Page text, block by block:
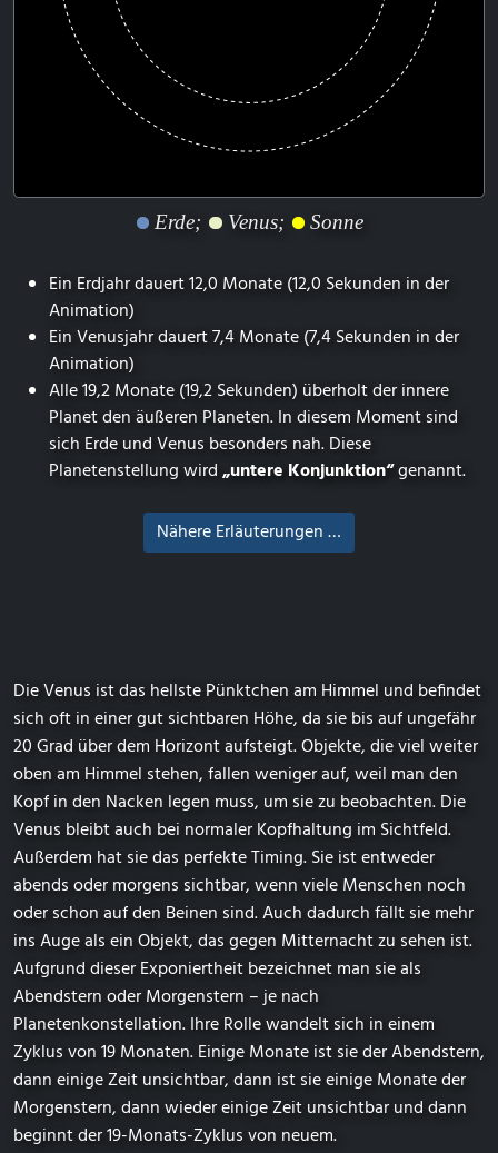
Erde; Venus; Sonne
Ein Erdjahr dauert 12,0 Monate (12,0 Sekunden in der
Animation)
Ein Venusjahr dauert 7,4 Monate (7,4 Sekunden in der
Animation)
Alle 19,2 Monate (19,2 Sekunden) überholt der innere
Planet den äußeren Planeten. In diesem Moment sind
sich Erde und Venus besonders nah. Diese
Planetenstellung wird„untere Konjunktion“genannt.
Nähere Erläuterungen …
Die Venus ist das hellste Pünktchen am Himmel und befindet
sich oft in einer gut sichtbaren Höhe, da sie bis auf ungefähr
20 Grad über dem Horizont aufsteigt. Objekte, die viel weiter
oben am Himmel stehen, fallen weniger auf, weil man den
Kopf in den Nacken legen muss, um sie zu beobachten. Die
Venus bleibt auch bei normaler Kopfhaltung im Sichtfeld.
Außerdem hat sie das perfekte Timing. Sie ist entweder
abends oder morgens sichtbar, wenn viele Menschen noch
oder schon auf den Beinen sind. Auch dadurch fällt sie mehr
ins Auge als ein Objekt, das gegen Mitternacht zu sehen ist.
Aufgrund dieser Exponiertheit bezeichnet man sie als
Abendstern oder Morgenstern – je nach
Planetenkonstellation. Ihre Rolle wandelt sich in einem
Zyklus von 19 Monaten. Einige Monate ist sie der Abendstern,
dann einige Zeit unsichtbar, dann ist sie einige Monate der
Morgenstern, dann wieder einige Zeit unsichtbar und dann
beginnt der 19-Monats-Zyklus von neuem.